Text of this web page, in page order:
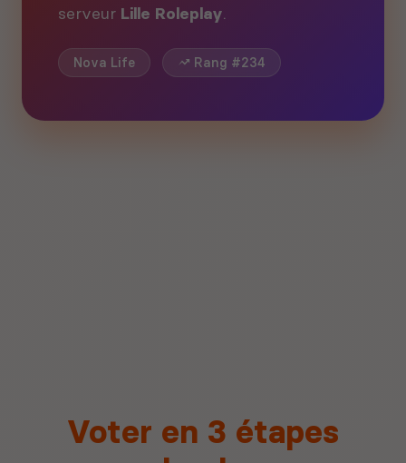
serveur Lille Roleplay.
Nova Life Rang #234
Voter en 3 étapes